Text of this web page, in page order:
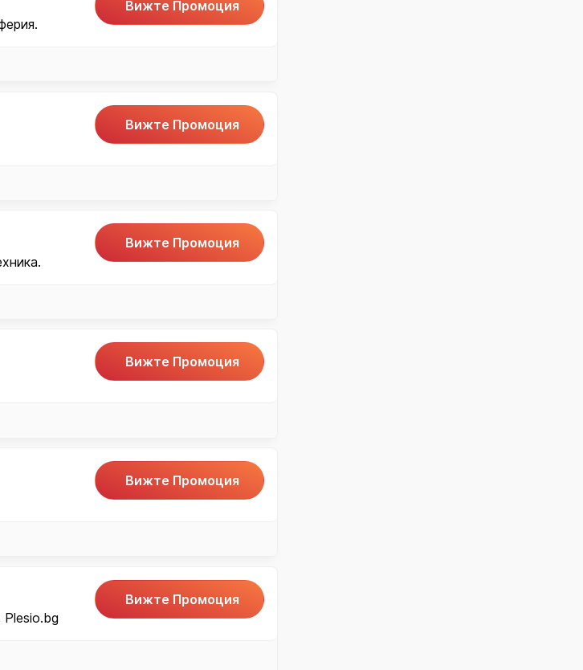
Вижте Промоция
Вижте Промоция
Вижте Промоция
Вижте Промоция
Вижте Промоция
Plesio.bg
Вижте Промоция